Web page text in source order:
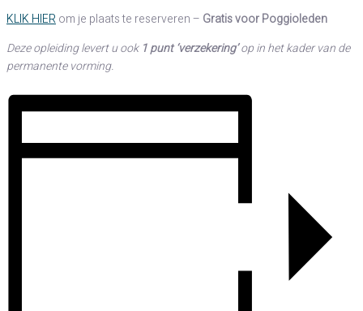
KLIK HIERom je plaats te reserveren – Gratis voor Poggioleden
Deze opleiding levert u ook 1 punt ‘verzekering’op in het kader van de
permanente vorming.